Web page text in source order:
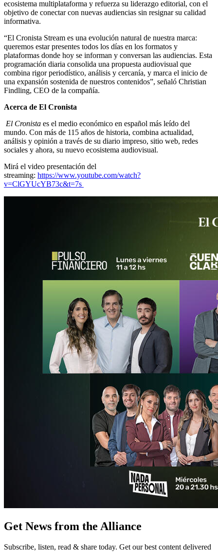
ecosistema multiplataforma y refuerza su liderazgo editorial, con el
objetivo de conectar con nuevas audiencias sin resignar su calidad
informativa.
“El Cronista Stream es una evolución natural de nuestra marca:
queremos estar presentes todos los días en los formatos y
plataformas donde hoy se informan y conversan las audiencias. Esta
programación diaria consolida una propuesta audiovisual que
combina rigor periodístico, análisis y cercanía, y marca el inicio de
una expansión sostenida de nuestros contenidos”, señaló Christian
Findling, CEO de la compañía.
Acerca de El Cronista
El Cronista es el medio económico en español más leído del
mundo. Con más de 115 años de historia, combina actualidad,
análisis y opinión a través de su diario impreso, sitio web, redes
sociales y ahora, su nuevo ecosistema audiovisual.
Mirá el video presentación del
streaming: https://www.youtube.com/watch?
v=ClGYUcYB73c&t=7s
Get News from the Alliance
Subscribe, listen, read & share today. Get our best content delivered